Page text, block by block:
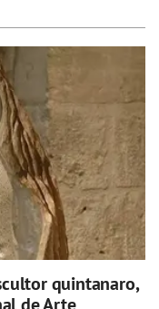
quintanaro,